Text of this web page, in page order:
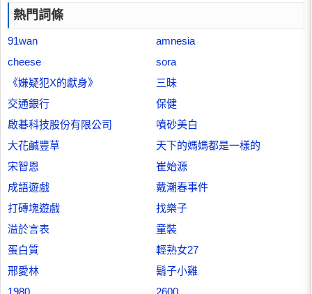
熱門詞條
91wan
amnesia
cheese
sora
《嫌疑犯X的獻身》
三昧
交通銀行
保健
啟碁科技股份有限公司
噴砂美白
大花鹹豐草
天下的媽媽都是一樣的
宋智恩
崔始源
成語遊戲
戴潮春事件
打磚塊遊戲
找樂子
溢於言表
童裝
蛋白質
輕熟女27
邢愛林
鬍子小雞